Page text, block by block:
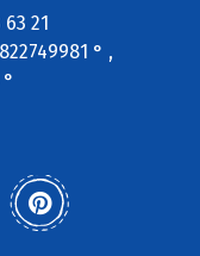
21
° ,